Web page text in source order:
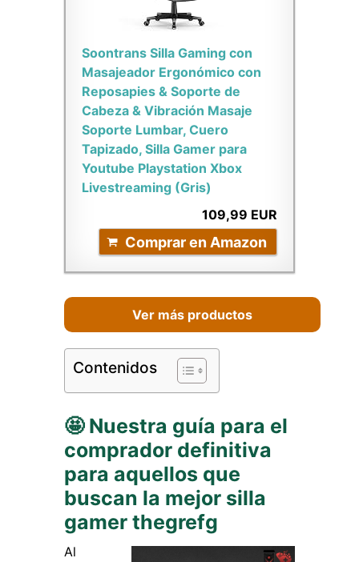
Soontrans Silla Gaming con
Masajeador Ergonómico con
Reposapies & Soporte de
Cabeza & Vibración Masaje
Soporte Lumbar, Cuero
Tapizado, Silla Gamer para
Youtube Playstation Xbox
Livestreaming (Gris)
109,99 EUR
Comprar en Amazon
Ver más productos
Contenidos
🤩 Nuestra guía para el
comprador definitiva
para aquellos que
buscan la mejor silla
gamer thegrefg
Al